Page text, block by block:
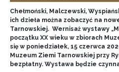
Chełmoński, Malczewski,
ich dzieła można zobaczyć na
Tarnowskiej. Wernisaż wystawy
początku XX wieku w zbiorach
się w poniedziałek, 15 czerwca
Muzeum Ziemi Tarnowskiej przy
bezpłatny. Wystawa będzie